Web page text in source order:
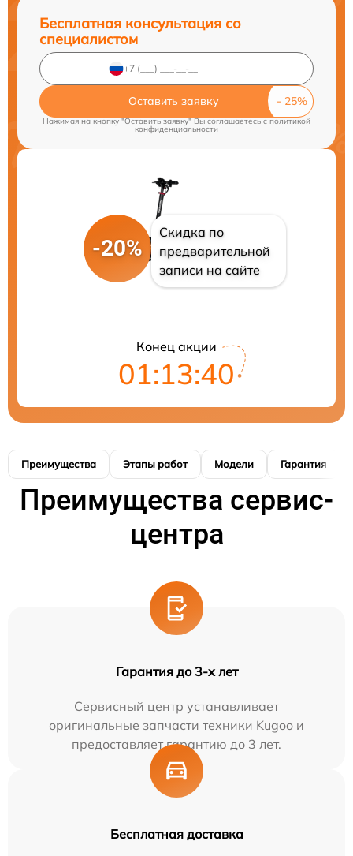
Бесплатная консультация со
специалистом
Оставить заявку
Нажимая на кнопку "Оставить заявку" Вы соглашаетесь cполитикой
конфиденциальности
-20%
Скидка по
предварительной
записи на сайте
Конец акции
01:13:40
Преимущества Этапы работ Модели Гарантия
Преимущества сервис-
центра
Гарантия до 3-х лет
Сервисный центр устанавливает
оригинальные запчасти техники Kugoo и
предоставляет гарантию до 3 лет.
Бесплатная доставка